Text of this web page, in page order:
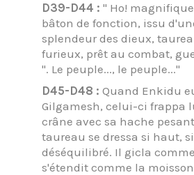
D39-D44 : " Ho!
bâton de fonction, issu
splendeur des dieux,
furieux, prêt au combat,
". Le peuple..., le peuple..."
D45-D48 : Quand Enkidu
Gilgamesh, celui-ci frappa
crâne avec sa hache
taureau se dressa si haut,
déséquilibré. Il gicla
s'étendit comme la